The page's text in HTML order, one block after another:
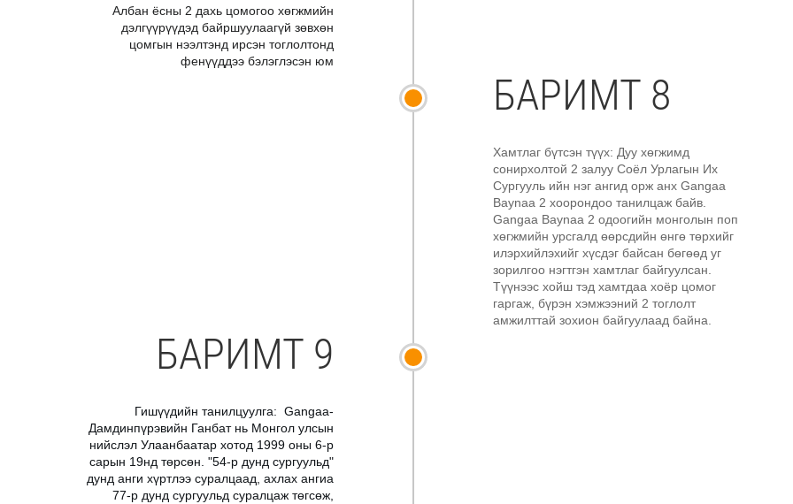
Албан ёсны 2 дахь цомогоо хөгжмийн
дэлгүүрүүдэд байршуулаагүй зөвхөн
цомгын нээлтэнд ирсэн тоглолтонд
фенүүддээ бэлэглэсэн юм
БАРИМТ 8
Хамтлаг бүтсэн түүх: Дуу хөгжимд
сонирхолтой 2 залуу Соёл Урлагын Их
Сургууль ийн нэг ангид орж анх Gangaa
Baynaa 2 хоорондоо танилцаж байв.
Gangaa Baynaa 2 одоогийн монголын поп
хөгжмийн урсгалд өөрсдийн өнгө төрхийг
илэрхийлэхийг хүсдэг байсан бөгөөд уг
зорилгоо нэгтгэн хамтлаг байгуулсан.
Түүнээс хойш тэд хамтдаа хоёр цомог
гаргаж, бүрэн хэмжээний 2 тоглолт
амжилттай зохион байгуулаад байна.
БАРИМТ 9
Гишүүдийн танилцуулга: Gangaa-
Дамдинпүрэвийн Ганбат нь Монгол улсын
нийслэл Улаанбаатар хотод 1999 оны 6-р
сарын 19нд төрсөн. "54-р дунд сургуульд"
дунд анги хүртлээ суралцаад, ахлах ангиа
77-р дунд сургуульд суралцаж төгсөж,